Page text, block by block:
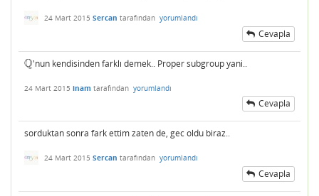
24 Mart 2015 Sercan tarafından yorumlandı
Cevapla
Q
Q'nun kendisinden farklı demek.. Proper subgroup yani..
24 Mart 2015 inam tarafından yorumlandı
Cevapla
sorduktan sonra fark ettim zaten de, gec oldu biraz..
24 Mart 2015 Sercan tarafından yorumlandı
Cevapla